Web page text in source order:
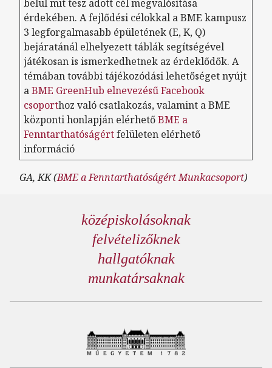
belül mit tesz adott cél megvalósítása
érdekében. A fejlődési célokkal a BME kampusz
3 legforgalmasabb épületének (E, K, Q)
bejáratánál elhelyezett táblák segítségével
játékosan is ismerkedhetnek az érdeklődők. A
témában további tájékozódási lehetőséget nyújt
aBME GreenHub elnevezésű Facebook
csoporthoz való csatlakozás, valamint a BME
központi honlapján elérhetőBME a
Fenntarthatóságértfelületen elérhető
információ
GA, KK (BME a Fenntarthatóságért Munkacsoport)
középiskolásoknak
felvételizőknek
hallgatóknak
munkatársaknak